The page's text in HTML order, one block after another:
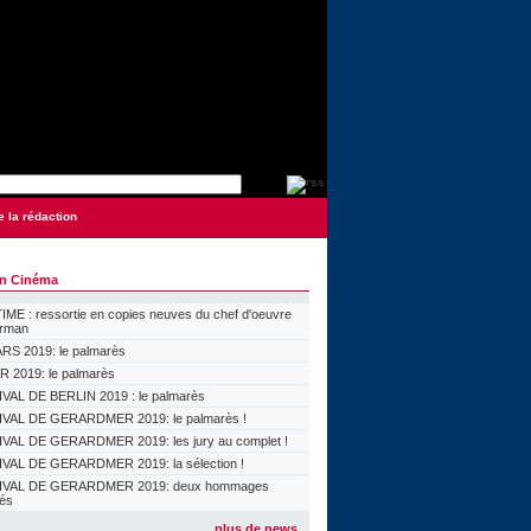
la rédaction
Cinéma
: ressortie en copies neuves du chef d'oeuvre
2019: le palmarès
2019: le palmarès
DE BERLIN 2019 : le palmarès
DE GERARDMER 2019: le palmarès !
DE GERARDMER 2019: les jury au complet !
DE GERARDMER 2019: la sélection !
DE GERARDMER 2019: deux hommages